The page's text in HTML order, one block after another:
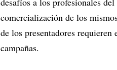
comercialización de los
de los presentadores
campañas.